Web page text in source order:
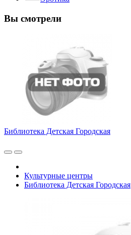
Вы смотрели
Библиотека Детская Городская
Культурные центры
Библиотека Детская Городская